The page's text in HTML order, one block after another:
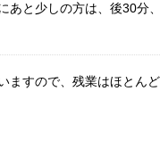
と少しの方は、後30分
すので、残業はほとんど